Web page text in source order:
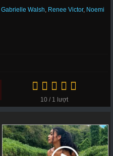
Gabrielle Walsh, Renee Victor, Noemi
10 / 1 lượt